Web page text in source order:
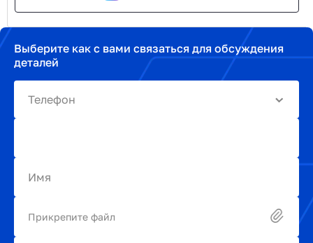
Выберите как с вами связаться для обсуждения
деталей
Телефон
Имя
Прикрепите файл